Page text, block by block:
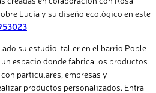
Lucía y su diseño ecológico en este
su estudio-taller en el barrio Poble
espacio donde fabrica los productos
particulares, empresas y
productos personalizados. Entra